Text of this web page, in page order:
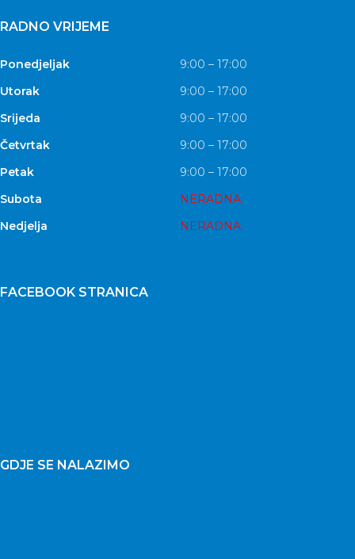
RADNO VRIJEME
Ponedjeljak
9:00 – 17:00
Utorak
9:00 – 17:00
Srijeda
9:00 – 17:00
Četvrtak
9:00 – 17:00
Petak
9:00 – 17:00
Subota
NERADNA
Nedjelja
NERADNA
FACEBOOK STRANICA
GDJE SE NALAZIMO